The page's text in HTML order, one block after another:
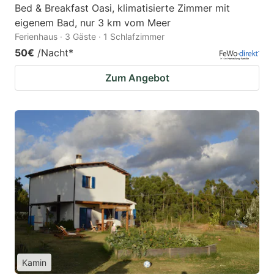
Bed & Breakfast Oasi, klimatisierte Zimmer mit
eigenem Bad, nur 3 km vom Meer
Ferienhaus · 3 Gäste · 1 Schlafzimmer
50€ /Nacht*
Zum Angebot
Kamin